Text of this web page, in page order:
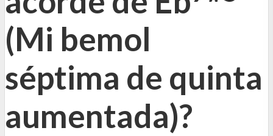
(Mi bemol
séptima de quinta
aumentada)?